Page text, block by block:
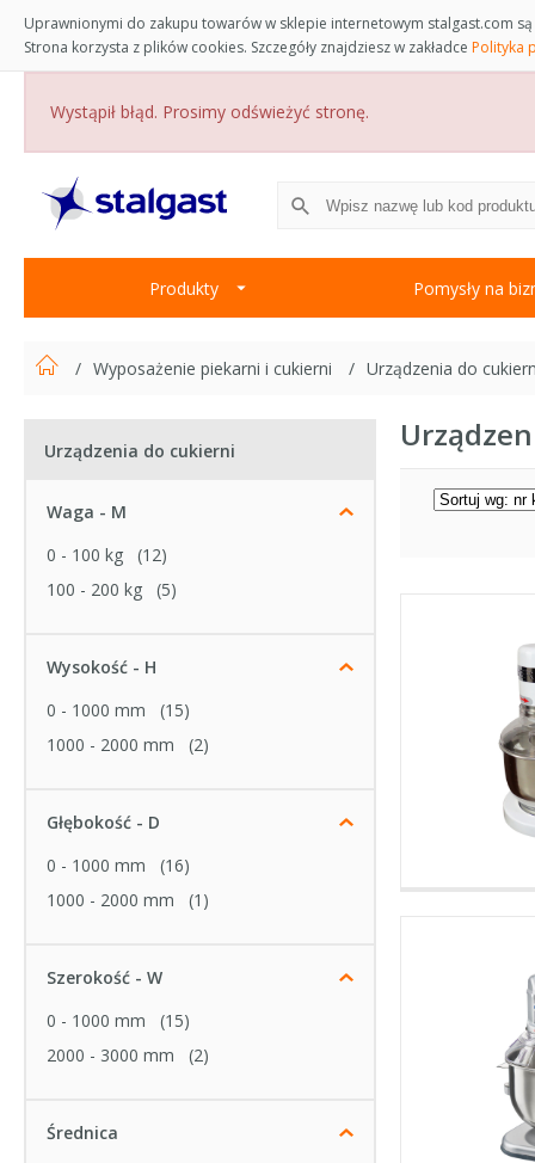
Uprawnionymi do zakupu towarów w sklepie internetowym stalgast.com
Strona korzysta z plików cookies. Szczegóły znajdziesz w zakładce Polityka
Wystąpił błąd. Prosimy odświeżyć stronę.
Produkty Pomysły na
Wyposażenie piekarni i cukierni Urządzenia do
Urządzenia do cukierni
Waga - M
0 - 100 kg
(12)
100 - 200 kg
(5)
Wysokość - H
0 - 1000 mm
(15)
1000 - 2000 mm
(2)
Głębokość - D
0 - 1000 mm
(16)
1000 - 2000 mm
(1)
Szerokość - W
0 - 1000 mm
(15)
2000 - 3000 mm
(2)
Średnica